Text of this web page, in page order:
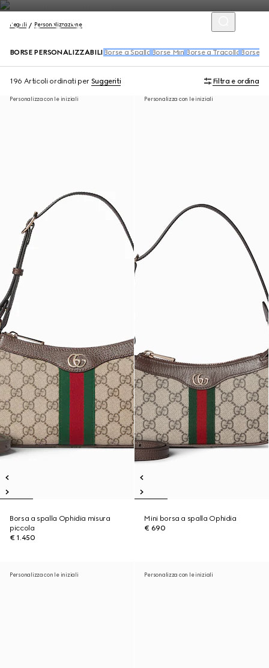
Regali Personalizzazione
BORSE PERSONALIZZABILI Borse a Spalla Borse Mini Borse a Tracolla Borse
196 Articoli ordinati per Suggeriti Filtra e ordina
Personalizza con le iniziali
Borsa a spalla Ophidia misura
piccola
€ 1.450
Personalizza con le iniziali
Mini borsa a spalla Ophidia
€ 690
Personalizza con le iniziali Personalizza con le iniziali